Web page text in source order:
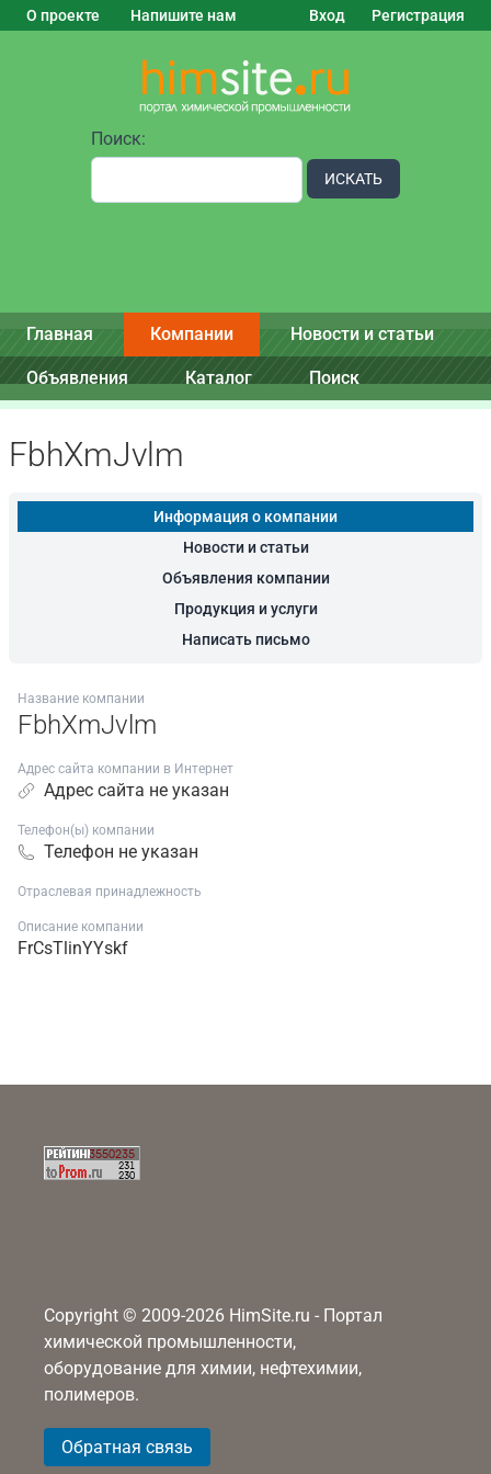
О проекте Напишите нам Вход Регистрация
Поиск:
ИСКАТЬ
Главная Компании Новости и статьи
Объявления Каталог Поиск
FbhXmJvlm
Информация о компании
Новости и статьи
Объявления компании
Продукция и услуги
Написать письмо
Название компании
FbhXmJvlm
Адрес сайта компании в Интернет
Адрес сайта не указан
Телефон(ы) компании
Телефон не указан
Отраслевая принадлежность
Описание компании
FrCsTlinYYskf
Copyright © 2009-2026 HimSite.ru - Портал
химической промышленности,
оборудование для химии, нефтехимии,
полимеров.
Обратная связь